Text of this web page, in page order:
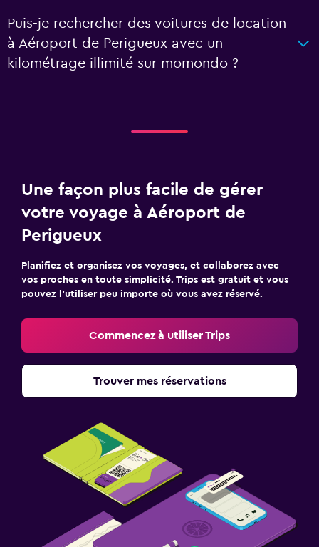
Puis-je rechercher des voitures de location
à Aéroport de Perigueux avec un
kilométrage illimité sur momondo ?
Une façon plus facile de gérer
votre voyage à Aéroport de
Perigueux
Planifiez et organisez vos voyages, et collaborez avec
vos proches en toute simplicité. Trips est gratuit et vous
pouvez l’utiliser peu importe où vous avez réservé.
Commencez à utiliser Trips
Trouver mes réservations